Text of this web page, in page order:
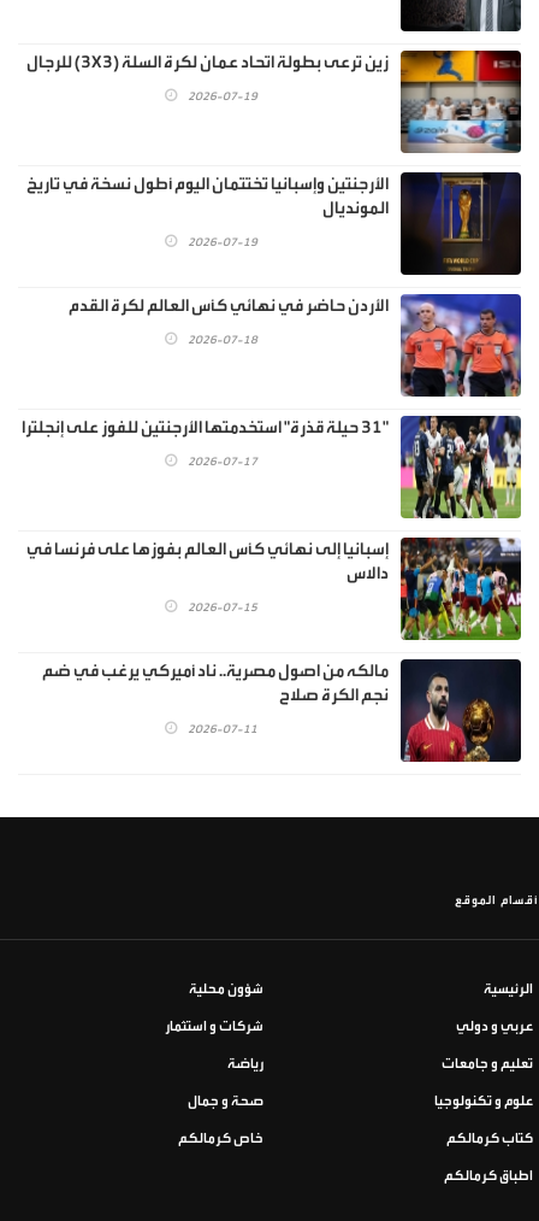
زين ترعى بطولة اتحاد عمان لكرة السلة (3X3) للرجال
2026-07-19
الأرجنتين وإسبانيا تختتمان اليوم أطول نسخة في تاريخ
المونديال
2026-07-19
الأردن حاضر في نهائي كأس العالم لكرة القدم
2026-07-18
"31 حيلة قذرة" استخدمتها الأرجنتين للفوز على إنجلترا
2026-07-17
إسبانيا إلى نهائي كأس العالم بفوزها على فرنسا في
دالاس
2026-07-15
مالكه من اصول مصرية.. ناد أميركي يرغب في ضم
نجم الكرة صلاح
2026-07-11
أقسام الموقع
الرئيسية شؤون محلية
عربي و دولي شركات و استثمار
تعليم و جامعات رياضة
علوم و تكنولوجيا صحة و جمال
كتاب كرمالكم خاص كرمالكم
اطباق كرمالكم